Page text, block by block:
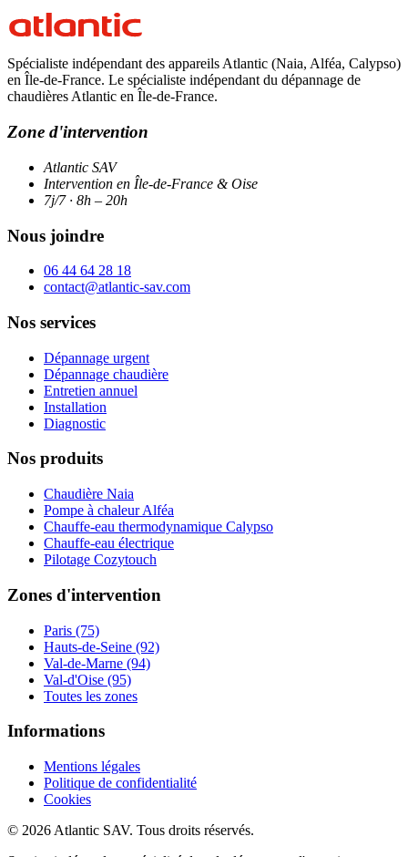
Spécialiste indépendant des appareils Atlantic (Naia, Alféa, Calypso)
en Île-de-France. Le spécialiste indépendant du dépannage de
chaudières Atlantic en Île-de-France.
Zone d'intervention
Atlantic SAV
Intervention en Île-de-France & Oise
7j/7 · 8h – 20h
Nous joindre
06 44 64 28 18
contact@atlantic-sav.com
Nos services
Dépannage urgent
Dépannage chaudière
Entretien annuel
Installation
Diagnostic
Nos produits
Chaudière Naia
Pompe à chaleur Alféa
Chauffe-eau thermodynamique Calypso
Chauffe-eau électrique
Pilotage Cozytouch
Zones d'intervention
Paris (75)
Hauts-de-Seine (92)
Val-de-Marne (94)
Val-d'Oise (95)
Toutes les zones
Informations
Mentions légales
Politique de confidentialité
Cookies
© 2026 Atlantic SAV. Tous droits réservés.